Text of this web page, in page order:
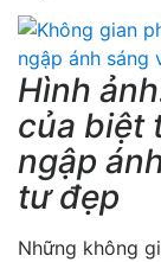
Hình
của biệt
ngập
tư đẹp
Những không